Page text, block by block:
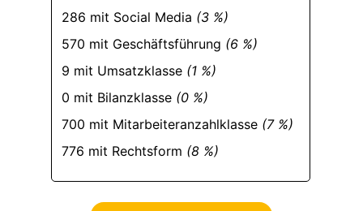
286 mit Social Media (3 %)
570 mit Geschäftsführung (6 %)
9 mit Umsatzklasse (1 %)
0 mit Bilanzklasse (0 %)
700 mit Mitarbeiteranzahlklasse (7 %)
776 mit Rechtsform (8 %)